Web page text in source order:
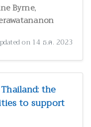
Byrne,
on 14 ธ.ค. 2023
the
to support